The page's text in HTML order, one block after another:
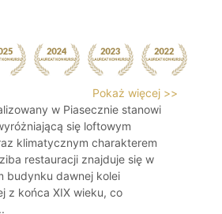
Pokaż więcej >>
w Piasecznie stanowi
się loftowym
klimatycznym charakterem
restauracji znajduje się w
budynku dawnej kolei
z końca XIX wieku, co